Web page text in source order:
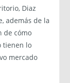
Diaz
además de la
de cómo
tienen lo
mercado